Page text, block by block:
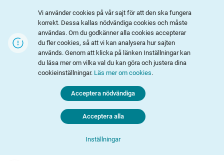
Vi använder cookies på vår sajt för att den ska fungera
korrekt. Dessa kallas nödvändiga cookies och måste
användas. Om du godkänner alla cookies accepterar
du fler cookies, så att vi kan analysera hur sajten
används. Genom att klicka på länken Inställningar kan
du läsa mer om vilka val du kan göra och justera dina
cookieinställningar. Läs mer om cookies.
Inställningar
Acceptera nödvändiga
Acceptera alla